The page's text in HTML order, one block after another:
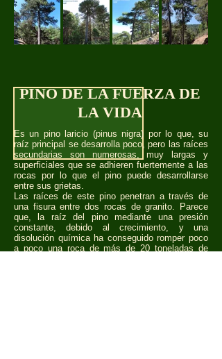
PINO DE LA FUERZA DE
LA VIDA
Es un pino laricio (pinus nigra) por lo que, su
raíz principal se desarrolla poco, pero las raíces
secundarias son numerosas, muy largas y
superficiales que se adhieren fuertemente a las
rocas por lo que el pino puede desarrollarse
entre sus grietas.
Las raíces de este pino penetran a través de
una fisura entre dos rocas de granito. Parece
que, la raíz del pino mediante una presión
constante, debido al crecimiento, y una
disolución química ha conseguido romper poco
a poco una roca de más de 20 toneladas de